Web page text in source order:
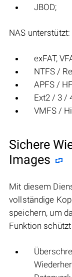
JBOD;
NAS unterstützt:
exFAT,
NTFS /
APFS /
Ext2 / 3 /
VMFS /
Sichere
Images
Mit diesem
vollständige
speichern, um
Funktion